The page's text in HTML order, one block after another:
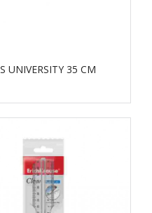
UNIVERSITY 35 CM